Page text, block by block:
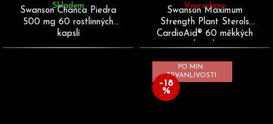
Swanson Chanca Piedra
500 mg 60 rostlinných
kapslí
Skladem
Swanson Maximum
Strength Plant Sterols
CardioAid® 60 měkkých
Vyprodáno
PO MIN.
TRVANLIVOSTI
–18
%